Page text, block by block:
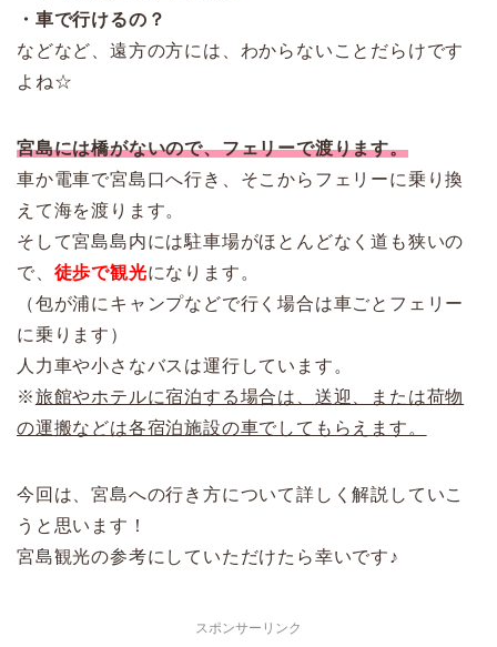
・車で行けるの？
などなど、遠方の方には、わからないことだらけです
よね☆
宮島には橋がないので、フェリーで渡ります。
車か電車で宮島口へ行き、そこからフェリーに乗り換
えて海を渡ります。
そして宮島島内には駐車場がほとんどなく道も狭いの
で、 徒歩で観光になります。
（包が浦にキャンプなどで行く場合は車ごとフェリー
に乗ります）
人力車や小さなバスは運行しています。
※旅館やホテルに宿泊する場合は、送迎、または荷物
の運搬などは各宿泊施設の車でしてもらえます。
今回は、宮島への行き方について詳しく解説していこ
うと思います！
宮島観光の参考にしていただけたら幸いです♪
スポンサーリンク